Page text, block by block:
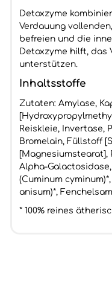
Detoxzyme
Verdauung
befreien und die
Detoxzyme hilft, das
unterstützen.
Inhaltsstoffe
Zutaten: Amylase,
Reiskleie, Invertase,
Bromelain, Füllstoff
[Magnesiumstearat],
Alpha-
(Cuminum
anisum)*,
* 100% reines